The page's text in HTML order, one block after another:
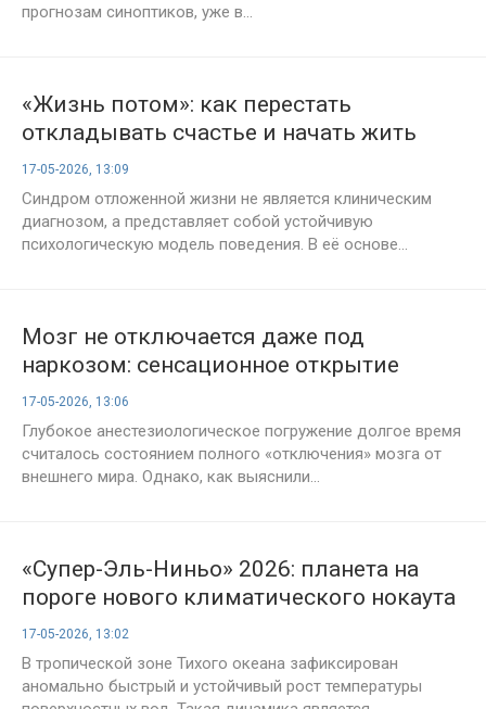
прогнозам синоптиков, уже в...
«Жизнь потом»: как перестать
откладывать счастье и начать жить
сейчас
17-05-2026, 13:09
Синдром отложенной жизни не является клиническим
диагнозом, а представляет собой устойчивую
психологическую модель поведения. В её основе...
Мозг не отключается даже под
наркозом: сенсационное открытие
нейрофизиологов
17-05-2026, 13:06
Глубокое анестезиологическое погружение долгое время
считалось состоянием полного «отключения» мозга от
внешнего мира. Однако, как выяснили...
«Супер-Эль-Ниньо» 2026: планета на
пороге нового климатического нокаута
17-05-2026, 13:02
В тропической зоне Тихого океана зафиксирован
аномально быстрый и устойчивый рост температуры